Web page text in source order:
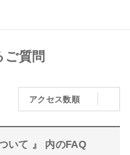
ご質問
アクセス数順
いて 』 内のFAQ